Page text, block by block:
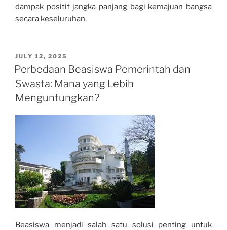
dampak positif jangka panjang bagi kemajuan bangsa
secara keseluruhan.
POSTED
ON
JULY 12, 2025
Perbedaan Beasiswa Pemerintah dan
Swasta: Mana yang Lebih
Menguntungkan?
Beasiswa menjadi salah satu solusi penting untuk